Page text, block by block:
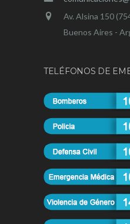
Av. Alsina 150
Buenos Aires -
TELÉFONOS DE